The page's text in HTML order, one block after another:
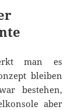
man es
bleiben
bestehen,
aber